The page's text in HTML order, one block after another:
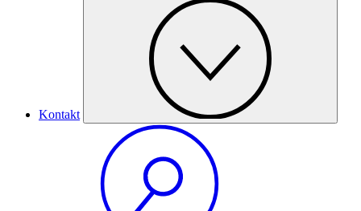
Kontakt